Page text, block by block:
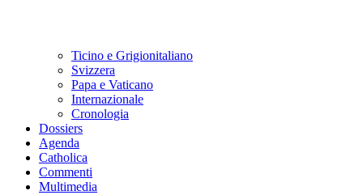
Ticino e Grigionitaliano
Svizzera
Papa e Vaticano
Internazionale
Cronologia
Dossiers
Agenda
Catholica
Commenti
Multimedia